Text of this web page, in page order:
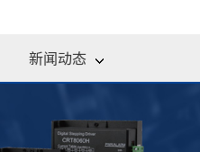
新闻动态